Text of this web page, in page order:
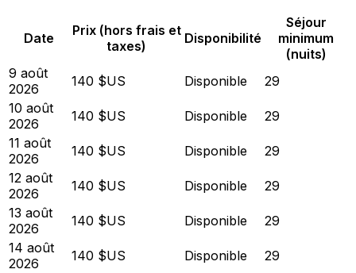
Date
Prix (hors frais et
taxes)
Disponibilité
Séjour
minimum
(nuits)
9 août
2026
140 $US Disponible
29
10 août
2026
140 $US Disponible
29
11 août
2026
140 $US Disponible
29
12 août
2026
140 $US Disponible
29
13 août
2026
140 $US Disponible
29
14 août
2026
140 $US Disponible
29